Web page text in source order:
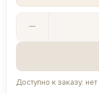
−
Доступно к заказу: